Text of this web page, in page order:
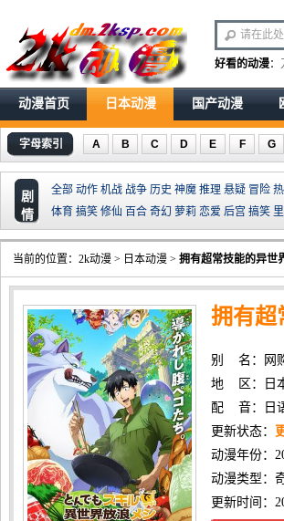
好看的动漫：
动漫首页 日本动漫 国产动漫
字母索引 A B C D E F G
剧
情
全部 动作 机战 战争 历史 神魔 推理 悬疑 冒险
体育 搞笑 修仙 百合 奇幻 萝莉 恋爱 后宫 搞笑
当前的位置： 2k动漫 > 日本动漫 > 拥有超常技能的异世
拥有超
别 名：网
地 区：日
配 音：日
更新状态：
动漫年份：
动漫类型：
更新时间：